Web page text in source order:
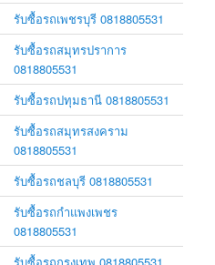
รับซื้อรถเพชรบุรี 0818805531
รับซื้อรถสมุทรปราการ
0818805531
รับซื้อรถปทุมธานี 0818805531
รับซื้อรถสมุทรสงคราม
0818805531
รับซื้อรถชลบุรี 0818805531
รับซื้อรถกำแพงเพชร
0818805531
รับซื้อรถกรุงเทพ 0818805531